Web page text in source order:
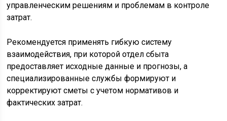
управленческим решениям и проблемам в контроле
затрат.
Рекомендуется применять гибкую систему
взаимодействия, при которой отдел сбыта
предоставляет исходные данные и прогнозы, а
специализированные службы формируют и
корректируют сметы с учетом нормативов и
фактических затрат.